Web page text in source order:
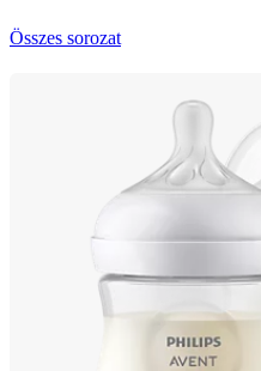
Összes sorozat